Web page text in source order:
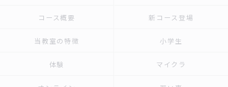
コース概要 新コース登場
当教室の特徴 小学生
体験 マイクラ